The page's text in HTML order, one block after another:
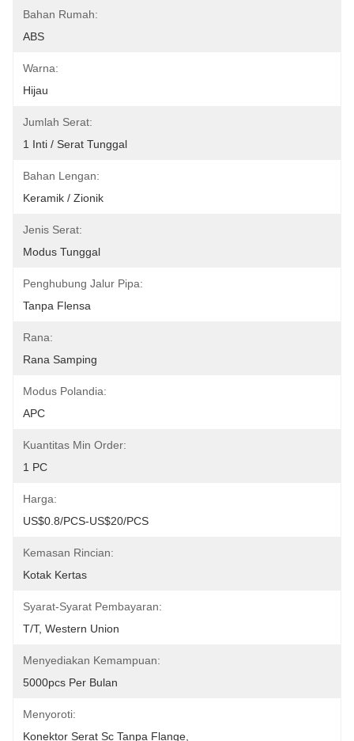
Bahan Rumah:
ABS
Warna:
Hijau
Jumlah Serat:
1 Inti / Serat Tunggal
Bahan Lengan:
Keramik / Zionik
Jenis Serat:
Modus Tunggal
Penghubung Jalur Pipa:
Tanpa Flensa
Rana:
Rana Samping
Modus Polandia:
APC
Kuantitas Min Order:
1 PC
Harga:
US$0.8/PCS-US$20/PCS
Kemasan Rincian:
Kotak Kertas
Syarat-Syarat Pembayaran:
T/T, Western Union
Menyediakan Kemampuan:
5000pcs Per Bulan
Menyoroti:
Konektor Serat Sc Tanpa Flange